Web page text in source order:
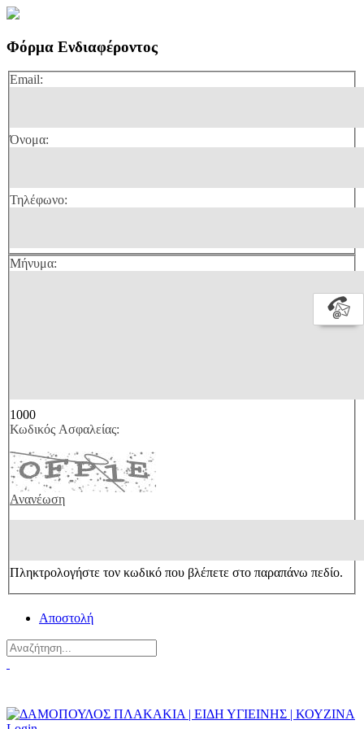
Φόρμα Ενδιαφέροντος
Email:
Όνομα:
Τηλέφωνο:
Μήνυμα:
1000
Κωδικός Ασφαλείας:
Ανανέωση
Πληκτρολογήστε τον κωδικό που βλέπετε στο παραπάνω πεδίο.
Αποστολή